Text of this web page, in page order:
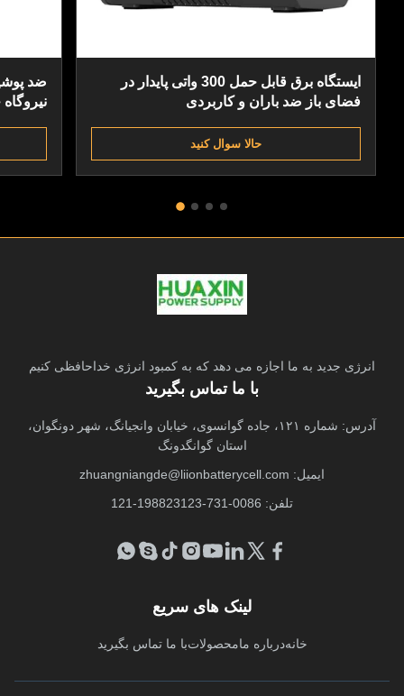
ایستگاه برق قابل حمل 300 واتی پایدار در
فضای باز ضد باران و کاربردی
حالا سوال کنيد
ضد
انرژی جدید به ما اجازه می دهد که به کمبود انرژی خداحافظی کنیم
با ما تماس بگیرید
آدرس: شماره ۱۲۱، جاده گوانسوی، خیابان وانجیانگ، شهر دونگوان،
استان گوانگدونگ
ایمیل: zhuangniangde@liionbatterycell.com
تلفن: 0086-731-198823123-121
لینک های سریع
خانهدرباره مامحصولاتبا ما تماس بگیرید